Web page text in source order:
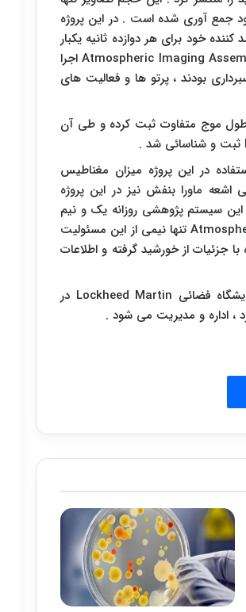
زمان محدود جمع آوری شده است . در این پروژه
خود برای هر دوازده ثانیه یکبار
Atmospheric Imagingاجرا
بودند ، پرتو ها و فعالیت های
طول موج متفاوت ثبت کرده و طی آن
ثبت و شناسائی شد .
در این پروژه میزان مغناطیس
ماورا بنفش نیز در این پروژه
سیستم پژوهشی روزانه یک و نیم
تنها نیمی از این مسئولیت
۵۷ هزار و ۶۰۰ تصویر دقیق و همراه با جزئیات از خورشید گرفته و اطلاعات
فضائی Lockheed Martin در
، اداره و مدیریت می شود .